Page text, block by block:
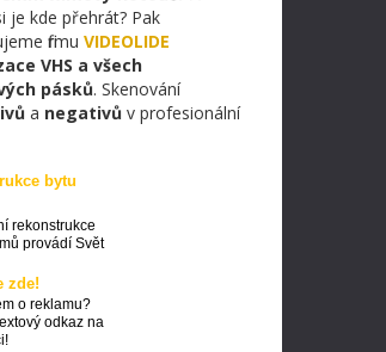
je kde přehrát? Pak
firmu VIDEOLIDE
VHS a všech
pásků. Skenování
a negativů v profesionální
bytu
rekonstrukce
provádí Svět
zde!
o reklamu?
odkaz na